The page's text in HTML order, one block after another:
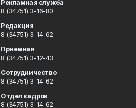
Рекламная служба
8 (34751) 3-16-80
Редакция
8 (34751) 3-14-62
Приемная
8 (34751) 3-12-43
Сотрудничество
8 (34751) 3-14-62
Отдел кадров
8 (34751) 3-14-62